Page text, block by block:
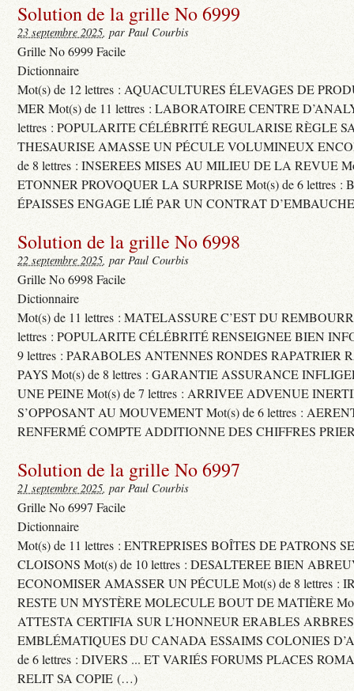
Solution de la grille No 6999
23 septembre 2025, par Paul Courbis
Grille No 6999 Facile
Dictionnaire
Mot(s) de 12 lettres : AQUACULTURES ÉLEVAGES DE
MER Mot(s) de 11 lettres : LABORATOIRE CENTRE
lettres : POPULARITE CÉLÉBRITÉ REGULARISE RÈGLE
THESAURISE AMASSE UN PÉCULE VOLUMINEUX
de 8 lettres : INSEREES MISES AU MILIEU DE LA REVUE
ETONNER PROVOQUER LA SURPRISE Mot(s) de 6 lettres :
ÉPAISSES ENGAGE LIÉ PAR UN CONTRAT
Solution de la grille No 6998
22 septembre 2025, par Paul Courbis
Grille No 6998 Facile
Dictionnaire
Mot(s) de 11 lettres : MATELASSURE C’EST DU
lettres : POPULARITE CÉLÉBRITÉ RENSEIGNEE BIEN
9 lettres : PARABOLES ANTENNES RONDES RAPATRIER
PAYS Mot(s) de 8 lettres : GARANTIE ASSURANCE
UNE PEINE Mot(s) de 7 lettres : ARRIVEE ADVENUE
S’OPPOSANT AU MOUVEMENT Mot(s) de 6 lettres :
RENFERMÉ COMPTE ADDITIONNE DES CHIFFRES
Solution de la grille No 6997
21 septembre 2025, par Paul Courbis
Grille No 6997 Facile
Dictionnaire
Mot(s) de 11 lettres : ENTREPRISES BOÎTES DE PATRONS
CLOISONS Mot(s) de 10 lettres : DESALTEREE BIEN
ECONOMISER AMASSER UN PÉCULE Mot(s) de 8 lettres :
RESTE UN MYSTÈRE MOLECULE BOUT DE MATIÈRE
ATTESTA CERTIFIA SUR L’HONNEUR ERABLES ARBRES
EMBLÉMATIQUES DU CANADA ESSAIMS COLONIES
de 6 lettres : DIVERS ... ET VARIÉS FORUMS PLACES
RELIT SA COPIE (…)